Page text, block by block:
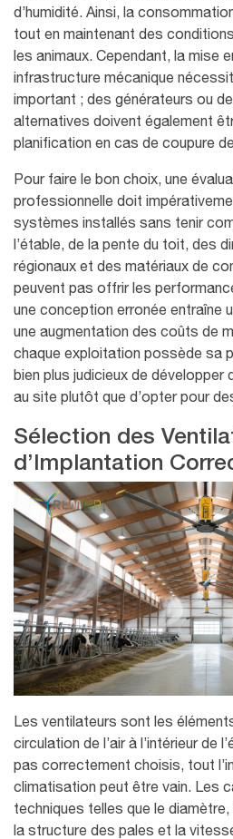
d’humidité. Ainsi, la
tout en maintenant des
les animaux. Cependant, la mise
infrastructure mécanique
important ; des générateurs ou
alternatives doivent également
planification en cas de coupure
Pour faire le bon choix, une
professionnelle doit
systèmes installés sans tenir
l’étable, de la pente du toit, des
régionaux et des matériaux de
peuvent pas offrir les
une conception erronée entraîne
une augmentation des coûts de
chaque exploitation possède sa
bien plus judicieux de
au site plutôt que d’opter pour
Sélection des
d’Implantation
Les ventilateurs sont les
circulation de l’air à l’intérieur de
pas correctement choisis, tout
climatisation peut être vain. Les
techniques telles que le
la structure des pales et la